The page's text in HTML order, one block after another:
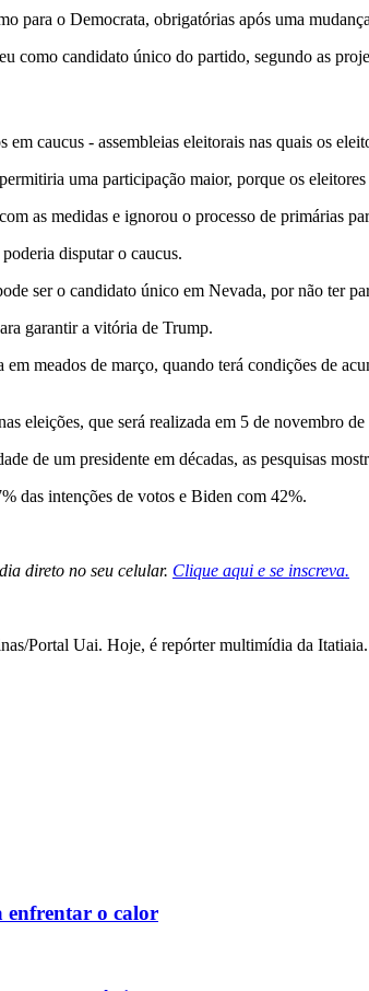
para o Democrata, obrigatórias após uma
como candidato único do partido, segundo as
caucus - assembleias eleitorais nas quais os
uma participação maior, porque os
as medidas e ignorou o processo de primárias
disputar o caucus.
ser o candidato único em Nevada, por não ter
garantir a vitória de Trump.
meados de março, quando terá condições de
eleições, que será realizada em 5 de novembro de
de um presidente em décadas, as pesquisas
das intenções de votos e Biden com 42%.
direto no seu celular. Clique aqui e se inscreva.
Portal Uai. Hoje, é repórter multimídia da Itatiaia.
enfrentar o calor